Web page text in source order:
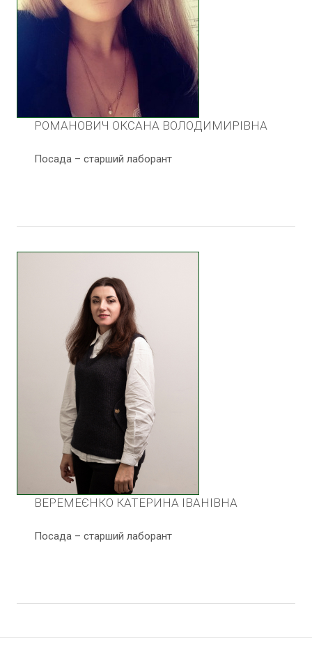
РОМАНОВИЧ ОКСАНА ВОЛОДИМИРІВНА
Посада – старший лаборант
ВЕРЕМЕЄНКО КАТЕРИНА ІВАНІВНА
Посада – старший лаборант